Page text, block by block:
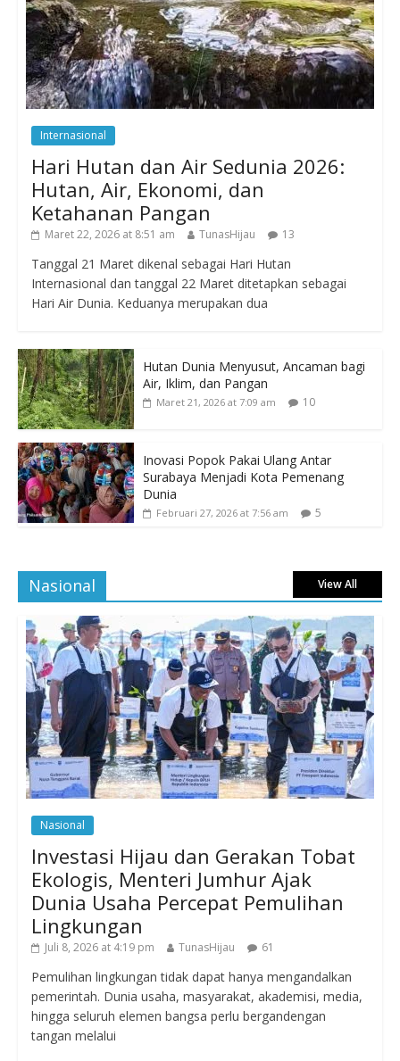
Internasional
Hari Hutan dan Air Sedunia 2026:
Hutan, Air, Ekonomi, dan
Ketahanan Pangan
Maret 22, 2026 at 8:51 am TunasHijau 13
Tanggal 21 Maret dikenal sebagai Hari Hutan
Internasional dan tanggal 22 Maret ditetapkan sebagai
Hari Air Dunia. Keduanya merupakan dua
Hutan Dunia Menyusut, Ancaman bagi
Air, Iklim, dan Pangan
Maret 21, 2026 at 7:09 am 10
Inovasi Popok Pakai Ulang Antar
Surabaya Menjadi Kota Pemenang
Dunia
Februari 27, 2026 at 7:56 am 5
Nasional View All
Nasional
Investasi Hijau dan Gerakan Tobat
Ekologis, Menteri Jumhur Ajak
Dunia Usaha Percepat Pemulihan
Lingkungan
Juli 8, 2026 at 4:19 pm TunasHijau 61
Pemulihan lingkungan tidak dapat hanya mengandalkan
pemerintah. Dunia usaha, masyarakat, akademisi, media,
hingga seluruh elemen bangsa perlu bergandengan
tangan melalui